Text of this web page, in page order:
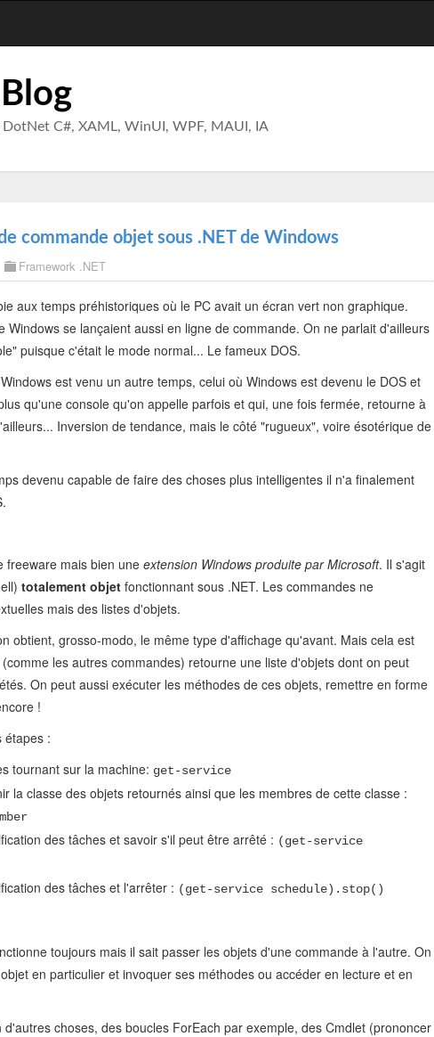
C#, XAML, WinUI, WPF, MAUI, IA
commande objet sous .NET de Windows
Framework .NET
aux temps préhistoriques où le PC avait un écran vert non graphique.
Windows se lançaient aussi en ligne de commande. On ne parlait d'ailleurs
puisque c'était le mode normal... Le fameux DOS.
est venu un autre temps, celui où Windows est devenu le DOS et
qu'une console qu'on appelle parfois et qui, une fois fermée, retourne à
Inversion de tendance, mais le côté "rugueux", voire ésotérique de
devenu capable de faire des choses plus intelligentes il n'a finalement
freeware mais bien uneextension Windows produite par Microsoft. Il s'agit
totalement objet fonctionnant sous .NET. Les commandes ne
mais des listes d'objets.
obtient, grosso-modo, le même type d'affichage qu'avant. Mais cela est
les autres commandes) retourne une liste d'objets dont on peut
On peut aussi exécuter les méthodes de ces objets, remettre en forme
!
étapes :
tournant sur la machine: get-service
la classe des objets retournés ainsi que les membres de cette classe :
des tâches et savoir s'il peut être arrêté : (get-service
des tâches et l'arrêter : (get-service schedule).stop()
toujours mais il sait passer les objets d'une commande à l'autre. On
en particulier et invoquer ses méthodes ou accéder en lecture et en
choses, des boucles ForEach par exemple, des Cmdlet (prononcer